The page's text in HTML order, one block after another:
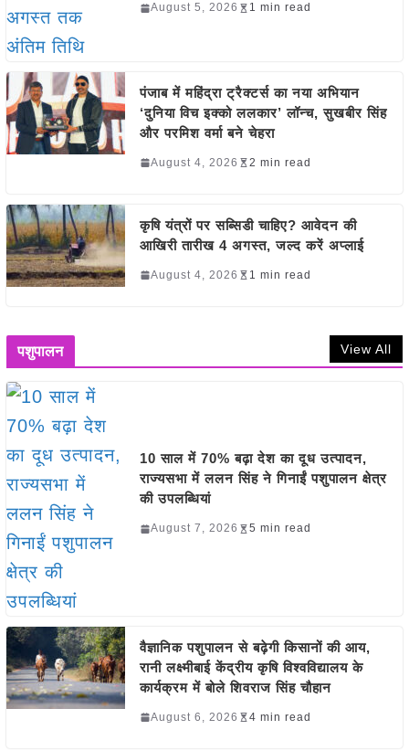
August 5, 2026 1 min read
पंजाब में महिंद्रा ट्रैक्टर्स का नया अभियान
‘दुनिया विच इक्को ललकार’ लॉन्च, सुखबीर सिंह
और परमिश वर्मा बने चेहरा
August 4, 2026 2 min read
कृषि यंत्रों पर सब्सिडी चाहिए? आवेदन की
आखिरी तारीख 4 अगस्त, जल्द करें अप्लाई
August 4, 2026 1 min read
पशुपालन View All
10 साल में 70% बढ़ा देश का दूध उत्पादन,
राज्यसभा में ललन सिंह ने गिनाईं पशुपालन क्षेत्र
की उपलब्धियां
August 7, 2026 5 min read
वैज्ञानिक पशुपालन से बढ़ेगी किसानों की आय,
रानी लक्ष्मीबाई केंद्रीय कृषि विश्वविद्यालय के
कार्यक्रम में बोले शिवराज सिंह चौहान
August 6, 2026 4 min read